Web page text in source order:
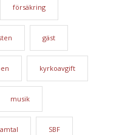
försäkring
gäst
kyrkoavgift
musik
SBF